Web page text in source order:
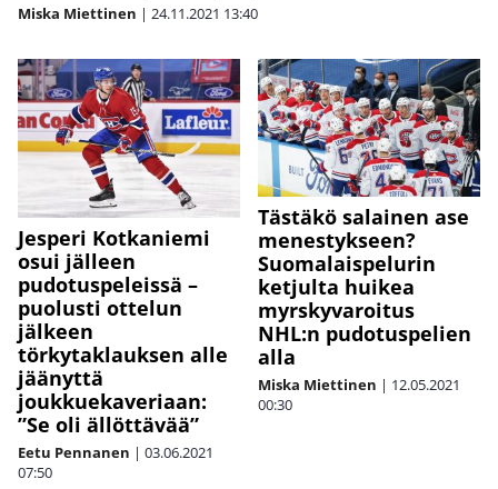
Miska Miettinen | 24.11.2021 13:40
Jesperi Kotkaniemi
osui jälleen
pudotuspeleissä –
puolusti ottelun
jälkeen
törkytaklauksen alle
jäänyttä
joukkuekaveriaan:
”Se oli ällöttävää”
Eetu Pennanen | 03.06.2021
07:50
Tästäkö salainen ase
menestykseen?
Suomalaispelurin
ketjulta huikea
myrskyvaroitus
NHL:n pudotuspelien
alla
Miska Miettinen | 12.05.2021
00:30